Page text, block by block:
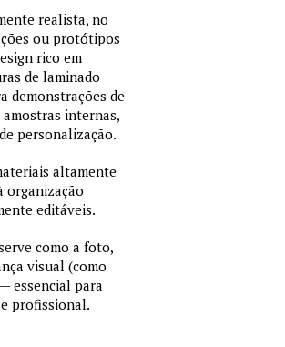
realista, no
ou protótipos
rico em
de laminado
demonstrações de
internas,
personalização.
altamente
organização
editáveis.
como a foto,
visual (como
essencial para
profissional.